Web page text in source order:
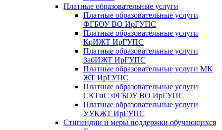
Платные образовательные услуги
Платные образовательные услуги
ФГБОУ ВО ИрГУПС
Платные образовательные услуги
КрИЖТ ИрГУПС
Платные образовательные услуги
ЗабИЖТ ИрГУПС
Платные образовательные услуги МК
ЖТ ИрГУПС
Платные образовательные услуги
СКТиС ФГБОУ ВО ИрГУПС
Платные образовательные услуги
УУКЖТ ИрГУПС
Стипендии и меры поддержки обучающихся